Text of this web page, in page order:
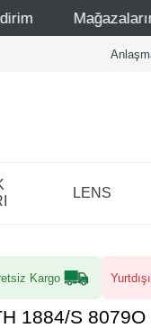
– Bağdat
LENS
Kargo
1884/S 8079O